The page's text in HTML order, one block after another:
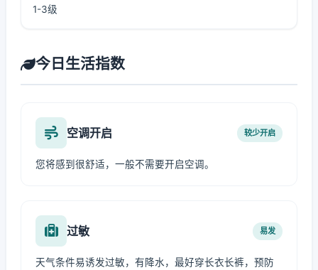
1-3级
今日生活指数
空调开启 较少开启
您将感到很舒适，一般不需要开启空调。
过敏 易发
天气条件易诱发过敏，有降水，最好穿长衣长裤，预防